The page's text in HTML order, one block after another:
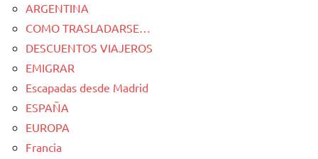
ARGENTINA
COMO TRASLADARSE…
DESCUENTOS VIAJEROS
EMIGRAR
Escapadas desde Madrid
ESPAÑA
EUROPA
Francia